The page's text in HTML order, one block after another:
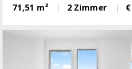
Projekt „KAISER1030“. In
Jahrhundertwendehaus werden
71,51 m² 2 Zimmer